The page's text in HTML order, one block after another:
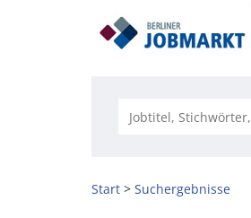
Start Suchergebnisse